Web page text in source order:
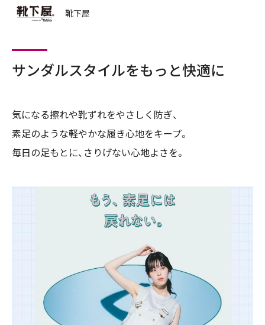
靴下屋
サンダルスタイルをもっと快適に
気になる擦れや靴ずれをやさしく防ぎ、
素足のような軽やかな履き心地をキープ。
毎日の足もとに、さりげない心地よさを。